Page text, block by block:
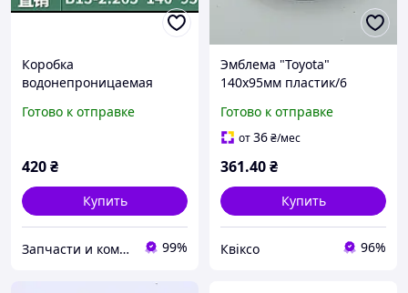
Коробка
водонепроницаемая
Готово к отправке
420₴
Купить
Запчасти и комплектующие на электротранспорт 99%
Эмблема "Toyota"
140х95мм пластик/6
перед) (Турция)
Готово к отправке
от36₴/мес
361.40₴
Купить
Квіксо 96%